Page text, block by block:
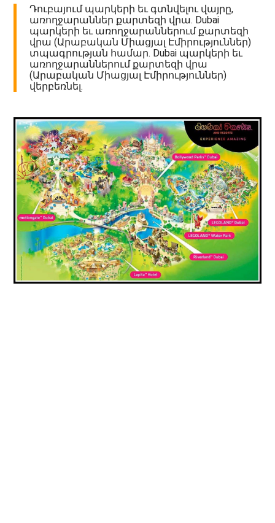
Դուբայում պարկերի եւ գտնվելու վայրը,
առողջարաններ քարտեզի վրա. Dubai
պարկերի եւ առողջարաններում քարտեզի
վրա (Արաբական Միացյալ Էմիրություններ)
տպագրության համար. Dubai պարկերի եւ
առողջարաններում քարտեզի վրա
(Արաբական Միացյալ Էմիրություններ)
վերբեռնել.